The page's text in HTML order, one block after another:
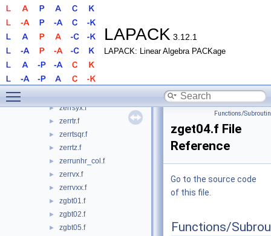
LAPACK 3.12.1
LAPACK: Linear Algebra PACKage
zerrqr.f
zerrqrt.f
► zerrqrtp.f
► zerrrfp.f
zerrrq.f
► zerrsyx.f
► zerrtr.f
► zerrtsqr.f
► zerrtz.f
► zerrunhr_col.f
► zerrvx.f
► zerrvxx.f
► zgbt01.f
► zgbt02.f
► zgbt05.f
Functions/
zget04.f File
Reference
Go to the source code
of this file.
Functions/